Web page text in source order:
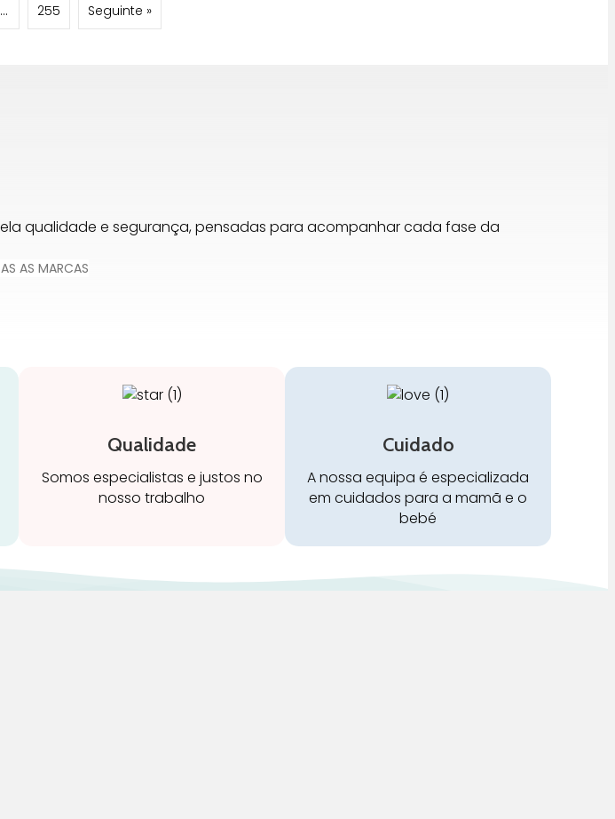
… 255 Seguinte »
qualidade e segurança, pensadas para acompanhar cada fase da
AS MARCAS
Qualidade
Somos especialistas e justos no
nosso trabalho
Cuidado
A nossa equipa é especializada
em cuidados para a mamã e o
bebé